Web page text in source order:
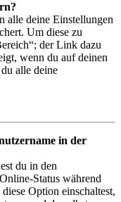
alle deine Einstellungen
Um diese zu
der Link dazu
wenn du auf deinen
alle deine
in der
du in den
Status während
Option einschaltest,